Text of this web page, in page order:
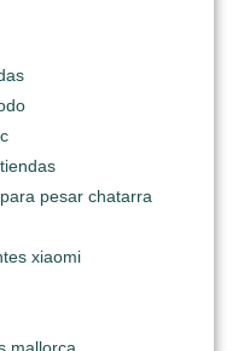
pesar chatarra
xiaomi